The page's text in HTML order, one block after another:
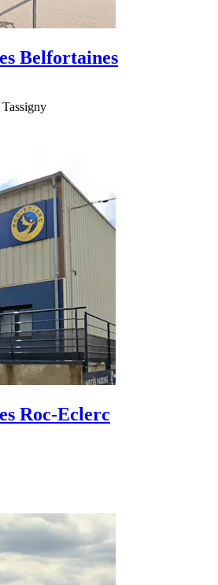
Belfortaines
Roc-Eclerc